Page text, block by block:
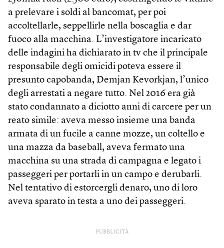
a prelevare i soldi al bancomat, per poi
accoltellarle, seppellirle nella boscaglia e dar
fuoco alla macchina. L’investigatore incaricato
delle indagini ha dichiarato in tv che il principale
responsabile degli omicidi poteva essere il
presunto capobanda, Demjan Kevorkjan, l’unico
degli arrestati a negare tutto. Nel 2016 era già
stato condannato a diciotto anni di carcere per un
reato simile: aveva messo insieme una banda
armata di un fucile a canne mozze, un coltello e
una mazza da baseball, aveva fermato una
macchina su una strada di campagna e legato i
passeggeri per portarli in un campo e derubarli.
Nel tentativo di estorcergli denaro, uno di loro
aveva sparato in testa a uno dei passeggeri.
PUBBLICITÀ